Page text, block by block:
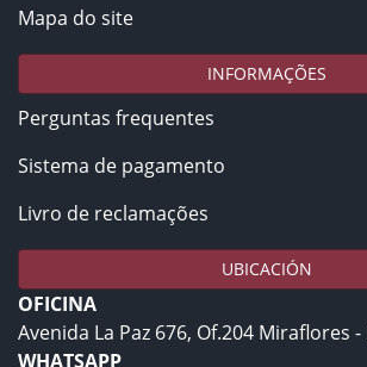
Mapa do site
INFORMAÇÕES
Perguntas frequentes
Sistema de pagamento
Livro de reclamações
UBICACIÓN
OFICINA
Avenida La Paz 676, Of.204 Miraflores
WHATSAPP